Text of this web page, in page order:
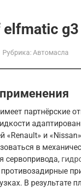
g3
Рубрика: Автомасла
партнёрские
«Renault» и
в
сервопривода,
В